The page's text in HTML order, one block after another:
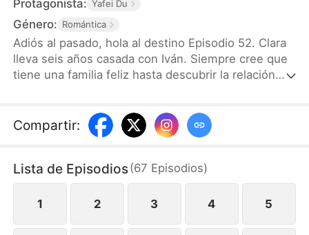
Protagonista: Yafei Du
Género: Romántica
Adiós al pasado, hola al destino Episodio 52. Clara
lleva seis años casada con Iván. Siempre cree que
tiene una familia feliz hasta descubrir la relación
corazón roto, Clara decide divorciarse. Por
causalidad, conoce a Sebastián, jefe del Grupo
incondicional. Cuando Iván intenta recuperarla,
Sebastián ya está a su lado, decidido a luchar por
Compartir:
Lista de Episodios(67 Episodios)
1 2 3 4 5